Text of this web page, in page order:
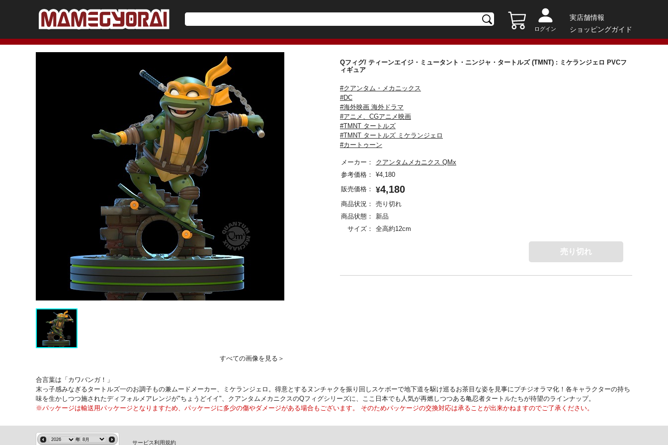
ログイン
実店舗情報
ショッピングガイド
すべての画像を見る＞
Qフィグ/ ティーンエイジ・ミュータント・ニンジャ・タートルズ (TMNT) : ミケランジェロ PVCフ
ィギュア
#クアンタム・メカニックス
#DC
#海外映画 海外ドラマ
#アニメ、CGアニメ映画
#TMNT タートルズ
#TMNT タートルズ ミケランジェロ
#カートゥーン
メーカー：
クアンタムメカニクス QMx
参考価格：
¥4,180
販売価格：
¥4,180
商品状況：
売り切れ
商品状態：
新品
サイズ：
全高約12cm
売り切れ
合言葉は「カワバンガ！」
末っ子感みなぎるタートルズ一のお調子もの兼ムードメーカー、ミケランジェロ。得意とするヌンチャクを振り回しスケボーで地下道を駆け巡るお茶目な姿を見事にプチジオラマ化！各キャラクターの持ち
味を生かしつつ施されたディフォルメアレンジが"ちょうどイイ"、クアンタムメカニクスのQフィグシリーズに、ここ日本でも人気が再燃しつつある亀忍者タートルたちが待望のラインナップ。
※パッケージは輸送用パッケージとなりますため、パッケージに多少の傷やダメージがある場合もございます。 そのためパッケージの交換対応は承ることが出来かねますのでご了承ください。
年
サービス利用規約